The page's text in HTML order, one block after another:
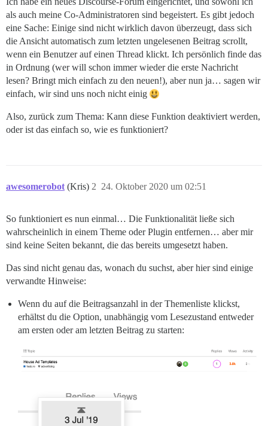
als auch meine Co-Administratoren sind begeistert. Es gibt jedoch
eine Sache: Einige sind nicht wirklich davon überzeugt, dass sich
die Ansicht automatisch zum letzten ungelesenen Beitrag scrollt,
wenn ein Benutzer auf einen Thread klickt. Ich persönlich finde das
in Ordnung (wer will schon immer wieder die erste Nachricht
lesen? Bringt mich einfach zu den neuen!), aber nun ja… sagen wir
einfach, wir sind uns noch nicht einig
Also, zurück zum Thema: Kann diese Funktion deaktiviert werden,
oder ist das einfach so, wie es funktioniert?
awesomerobot (Kris) 24. Oktober 2020 um 02:51
2
So funktioniert es nun einmal… Die Funktionalität ließe sich
wahrscheinlich in einem Theme oder Plugin entfernen… aber mir
sind keine Seiten bekannt, die das bereits umgesetzt haben.
Das sind nicht genau das, wonach du suchst, aber hier sind einige
verwandte Hinweise:
Wenn du auf die Beitragsanzahl in der Themenliste klickst,
erhältst du die Option, unabhängig vom Lesezustand entweder
am ersten oder am letzten Beitrag zu starten: